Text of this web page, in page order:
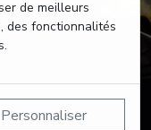
de meilleurs
des fonctionnalités
Personnaliser